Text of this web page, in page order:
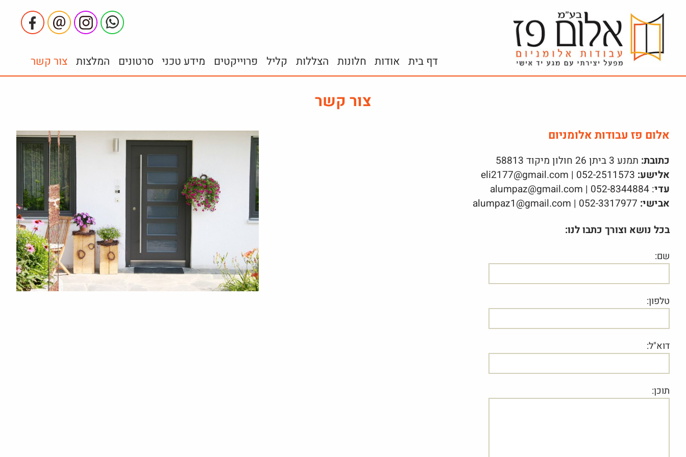
עבור
לתוכן
דף בית אודות חלונות הצללות קליל פרוייקטים מידע טכני סרטונים המלצות צור קשר
צור קשר
אלום פז עבודות אלומניום
כתובת: תמנע 3 ביתן 26 חולון מיקוד 58813
אלישע:
עדי: 052-8344884 | alumpaz@gmail.com
אבישי:
בכל נושא וצורך כתבו לנו:
שם:
טלפון:
דוא"ל:
תוכן: